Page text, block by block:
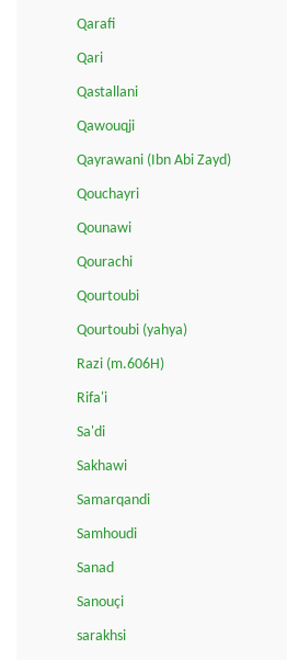
Qarafi
Qari
Qastallani
Qawouqji
Qayrawani (Ibn Abi Zayd)
Qouchayri
Qounawi
Qourachi
Qourtoubi
Qourtoubi (yahya)
Razi (m.606H)
Rifa'i
Sa'di
Sakhawi
Samarqandi
Samhoudi
Sanad
Sanouçi
sarakhsi